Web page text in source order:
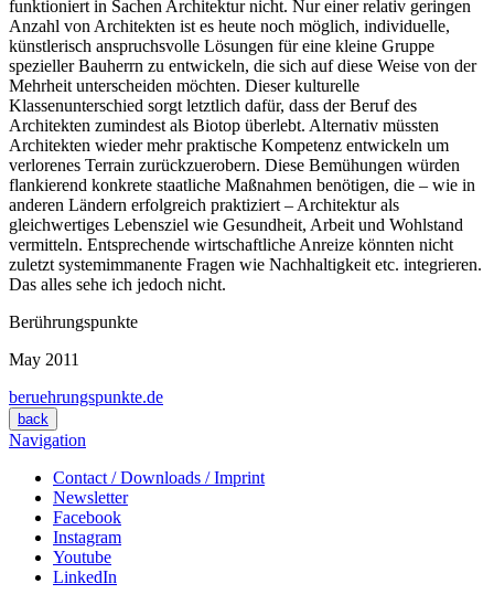
funktioniert in Sachen Architektur nicht. Nur einer relativ geringen
Anzahl von Architekten ist es heute noch möglich, individuelle,
künstlerisch anspruchsvolle Lösungen für eine kleine Gruppe
spezieller Bauherrn zu entwickeln, die sich auf diese Weise von der
Mehrheit unterscheiden möchten. Dieser kulturelle
Klassenunterschied sorgt letztlich dafür, dass der Beruf des
Architekten zumindest als Biotop überlebt. Alternativ müssten
Architekten wieder mehr praktische Kompetenz entwickeln um
verlorenes Terrain zurückzuerobern. Diese Bemühungen würden
flankierend konkrete staatliche Maßnahmen benötigen, die – wie in
anderen Ländern erfolgreich praktiziert – Architektur als
gleichwertiges Lebensziel wie Gesundheit, Arbeit und Wohlstand
vermitteln. Entsprechende wirtschaftliche Anreize könnten nicht
zuletzt systemimmanente Fragen wie Nachhaltigkeit etc. integrieren.
Das alles sehe ich jedoch nicht.
Berührungspunkte
May 2011
beruehrungspunkte.de
back
Navigation
Contact / Downloads / Imprint
Newsletter
Facebook
Instagram
Youtube
LinkedIn